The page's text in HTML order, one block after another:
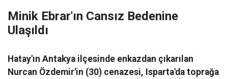
Minik Ebrar'ın Cansız Bedenine
Ulaşıldı
Hatay'ın Antakya ilçesinde enkazdan çıkarılan
Nurcan Özdemir'in (30) cenazesi, Isparta'da toprağa